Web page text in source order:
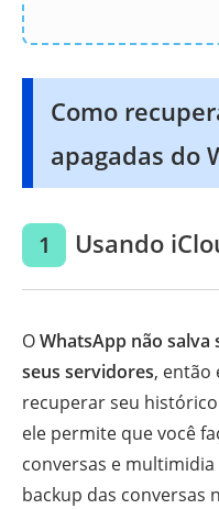
Como
apagadas do
1 Usando
OWhatsApp não salva
seus servidores, então
recuperar seu
ele permite que você
conversas e
backup das conversas